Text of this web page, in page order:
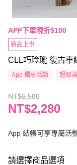
APP下單現折$100
新品上市
CLL巧玲瓏 復古車
App 獨享活動 超取
NT$6,580
NT$2,280
App 結帳可享專屬活
請選擇商品選項